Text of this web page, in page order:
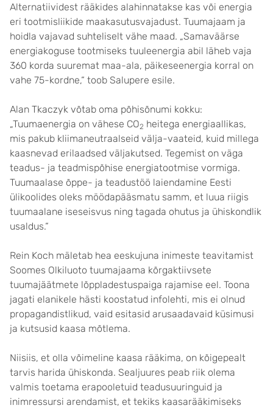
Alternatiividest rääkides alahinnatakse kas või energia
eri tootmisliikide maakasutusvajadust. Tuumajaam ja
hoidla vajavad suhteliselt vähe maad. „Samaväärse
energiakoguse tootmiseks tuuleenergia abil läheb vaja
360 korda suuremat maa-ala, päikeseenergia korral on
vahe 75-kordne,“ toob Salupere esile.
Alan Tkaczyk võtab oma põhisõnumi kokku:
„Tuumaenergia on vähese CO2 heitega energiaallikas,
mis pakub kliimaneutraalseid välja-vaateid, kuid millega
kaasnevad erilaadsed väljakutsed. Tegemist on väga
teadus- ja teadmispõhise energiatootmise vormiga.
Tuumaalase õppe- ja teadustöö laiendamine Eesti
ülikoolides oleks möödapääsmatu samm, et luua riigis
tuumaalane iseseisvus ning tagada ohutus ja ühiskondlik
usaldus.“
Rein Koch mäletab hea eeskujuna inimeste teavitamist
Soomes Olkiluoto tuumajaama kõrgaktiivsete
tuumajäätmete lõppladestuspaiga rajamise eel. Toona
jagati elanikele hästi koostatud infolehti, mis ei olnud
propagandistlikud, vaid esitasid arusaadavaid küsimusi
ja kutsusid kaasa mõtlema.
Niisiis, et olla võimeline kaasa rääkima, on kõigepealt
tarvis harida ühiskonda. Sealjuures peab riik olema
valmis toetama erapooletuid teadusuuringuid ja
inimressursi arendamist, et tekiks kaasarääkimiseks